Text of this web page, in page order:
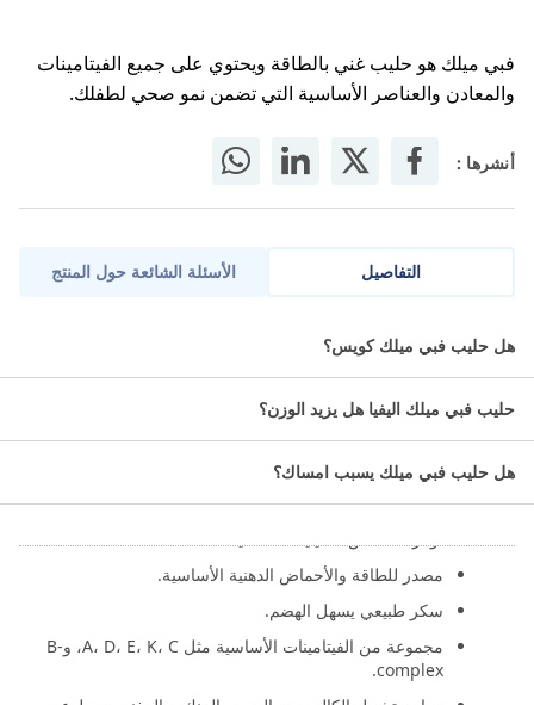
فبي ميلك هو حليب غني بالطاقة ويحتوي على جميع الفيتامينات
والمعادن والعناصر الأساسية التي تضمن نمو صحي لطفلك.
أنشرها :
التفاصيل
حليب فبي ميلك 3 هو حليب يدعم النمو الجسدي والعقلي لطفلك
معلومات عن حليب fabimilk 3:
المكونات:
مصدر للطاقة والأحماض الدهنية الأساسية.
سكر طبيعي يسهل الهضم.
مجموعة من الفيتامينات الأساسية مثل A، D، E، K، C، وB-
complex.
الأسئلة الشائعة حول المنتج
هل حليب فبي ميلك كويس؟
حليب فبي ميلك اليفيا هل يزيد الوزن؟
هل حليب فبي ميلك يسبب امساك؟